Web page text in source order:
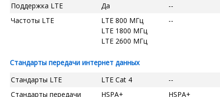
Поддержка LTE
Да
--
Частоты LTE
LTE 800 МГц
LTE 1800 МГц
LTE 2600 МГц
--
Стандарты передачи интернет данных
Стандарты LTE
LTE Cat 4
--
Стандарты передачи
HSPA+
HSPA+